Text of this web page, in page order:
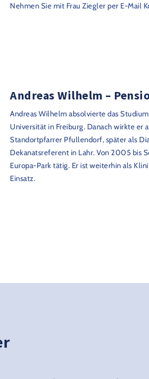
Nehmen Sie mit Frau Ziegler per E-Mail
Andreas Wilhelm –
Andreas Wilhelm absolvierte das
Universität in Freiburg. Danach wirkte er
Standortpfarrer Pfullendorf, später als
Dekanatsreferent in Lahr. Von 2005 bis
Europa-Park tätig. Er ist weiterhin als
Einsatz.